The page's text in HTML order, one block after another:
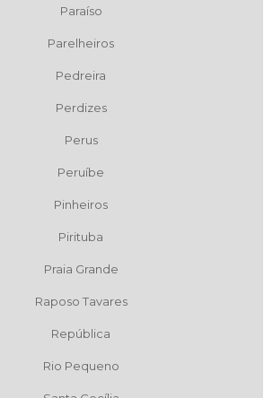
Paraíso
Parelheiros
Pedreira
Perdizes
Perus
Peruíbe
Pinheiros
Pirituba
Praia Grande
Raposo Tavares
República
Rio Pequeno